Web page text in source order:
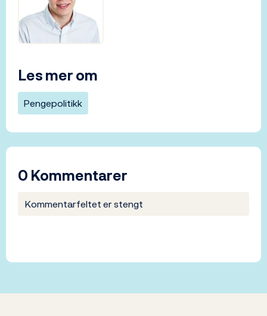
Les mer om
Pengepolitikk
0 Kommentarer
Kommentarfeltet er stengt